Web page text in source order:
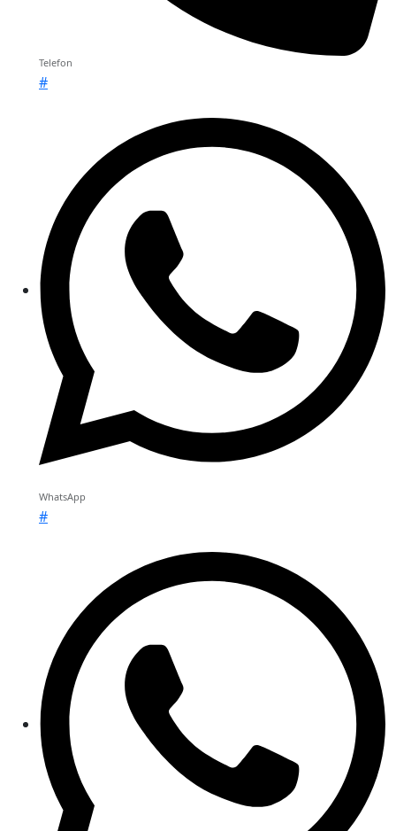
Telefon
#
WhatsApp
#